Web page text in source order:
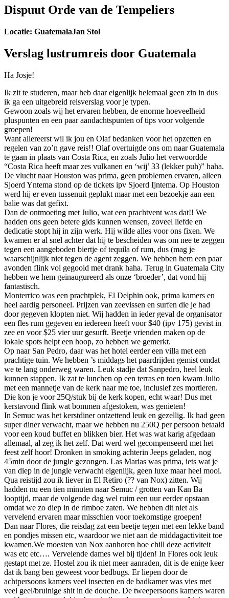
Dispuut Orde van de Tempeliers
Locatie: GuatemalaJan Stol
Verslag lustrumreis door Guatemala
Ha Josje!
Ik zit te studeren, maar heb daar eigenlijk helemaal geen zin in dus
ik ga een uitgebreid reisverslag voor je typen.
Gewoon zoals wij het ervaren hebben, de enorme hoeveelheid
pluspunten en een paar aandachtspunten of tips voor volgende
groepen!
Want allereerst wil ik jou en Olaf bedanken voor het opzetten en
regelen van zo’n gave reis!! Olaf overtuigde ons om naar Guatemala
te gaan in plaats van Costa Rica, en zoals Julio het verwoordde
“Costa Rica heeft maar zes vulkanen en ‘wij’ 33 (lekker puh)” haha.
De vlucht naar Houston was prima, geen problemen ervaren, alleen
Sjoerd Yntema stond op de tickets ipv Sjoerd Ijntema. Op Houston
werd hij er even tussenuit geplukt maar met een bezoekje aan een
balie was dat gefixt.
Dan de ontmoeting met Julio, wat een prachtvent was dat!! We
hadden ons geen betere gids kunnen wensen, zoveel liefde en
dedicatie stopt hij in zijn werk. Hij wilde alles voor ons fixen. We
kwamen er al snel achter dat hij te bescheiden was om nee te zeggen
tegen een aangeboden biertje of tequila of rum, dus (mag je
waarschijnlijk niet tegen de agent zeggen. We hebben hem een paar
avonden flink vol gegooid met drank haha. Terug in Guatemala City
hebben we hem geinaugureerd als onze ‘broeder’, dat vond hij
fantastisch.
Monterrico was een prachtplek, El Delphin ook, prima kamers en
heel aardig personeel. Prijzen van zeevissen en surfen die je had
door gegeven klopten niet. Wij hadden in ieder geval de organisator
een fles rum gegeven en iedereen heeft voor $40 (ipv 175) gevist in
zee en voor $25 vier uur gesurft. Beetje vrienden maken op de
lokale spots helpt een hoop, zo hebben we gemerkt.
Op naar San Pedro, daar was het hotel eerder een villa met een
prachtige tuin. We hebben ’s middags het paardrijden gemist omdat
we te lang onderweg waren. Leuk stadje dat Sanpedro, heel leuk
kunnen stappen. Ik zat te lunchen op een terras en toen kwam Julio
met een mannetje van de kerk naar me toe, inclusief zes mortieren.
Die kon je voor 25Q/stuk bij de kerk kopen, echt waar! Dus met
kerstavond flink wat bommen afgestoken, was genieten!
In Semuc was het kerstdiner ontzettend leuk en gezellig. Ik had geen
super diner verwacht, maar we hebben nu 250Q per persoon betaald
voor een koud buffet en blikken bier. Het was wat karig afgedaan
allemaal, al zeg ik het zelf. Dat werd wel gecompenseerd met het
feest zelf hoor! Dronken in smoking achterin Jeeps geladen, nog
45min door de jungle gezongen. Las Marias was prima, iets wat je
van diep in de jungle verwacht eigenlijk, geen luxe maar heel mooi.
Qua reistijd zou ik liever in El Retiro (?? van Nox) zitten. Wij
hadden nu een tien minuten naar Semuc / grotten van Kan Ba
looptijd, maar de volgende dag wel ruim een uur eerder opstaan
omdat we zo diep in de rimboe zaten. We hebben dit niet als
vervelend ervaren maar misschien voor toekomstige groepen!
Dan naar Flores, die reisdag zat een beetje tegen met een lekke band
en pondjes missen etc, waardoor we niet aan de middagactiviteit toe
kwamen.We moesten van Nox aanhoren hoe chill deze activiteit
was etc etc…. Vervelende dames wel bij tijden! In Flores ook leuk
gestapt met ze. Hostel zou ik niet meer aanraden, dit is de enige keer
dat ik bang ben geweest voor bedbugs. Er liepen door de
achtpersoons kamers veel insecten en de badkamer was vies met
veel geel/bruinige shit in de douche. De tweepersoons kamers waren